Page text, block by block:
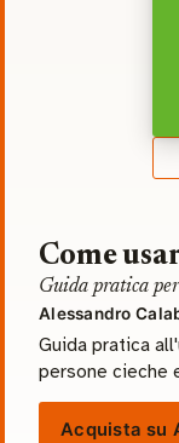
Come
Guida pratica
Alessandro
Guida pratica
persone cieche
Acquista su